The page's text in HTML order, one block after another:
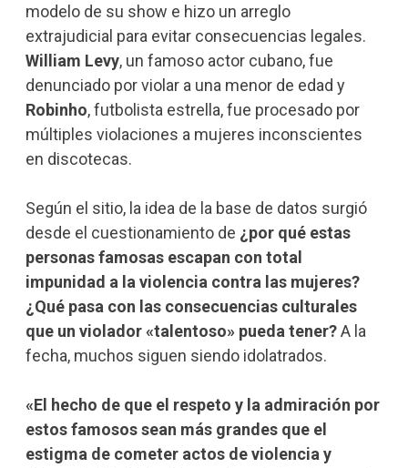
modelo de su show e hizo un arreglo
extrajudicial para evitar consecuencias legales.
William Levy, un famoso actor cubano, fue
denunciado por violar a una menor de edad y
Robinho, futbolista estrella, fue procesado por
múltiples violaciones a mujeres inconscientes
en discotecas.
Según el sitio, la idea de la base de datos surgió
desde el cuestionamiento de ¿por qué estas
personas famosas escapan con total
impunidad a la violencia contra las mujeres?
¿Qué pasa con las consecuencias culturales
que un violador «talentoso» pueda tener?A la
fecha, muchos siguen siendo idolatrados.
«El hecho de que el respeto y la admiración por
estos famosos sean más grandes que el
estigma de cometer actos de violencia y